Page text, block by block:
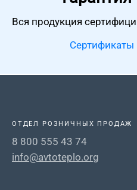
Вся продукция
Сертификаты
ОТДЕЛ РОЗНИЧНЫХ ПРОДАЖ
8 800 555 43 74
info@avtoteplo.org